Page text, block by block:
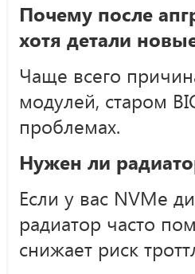
Почему после
хотя детали
Чаще всего
модулей, старом
проблемах.
Нужен ли
Если у вас NVMe
радиатор часто
снижает риск